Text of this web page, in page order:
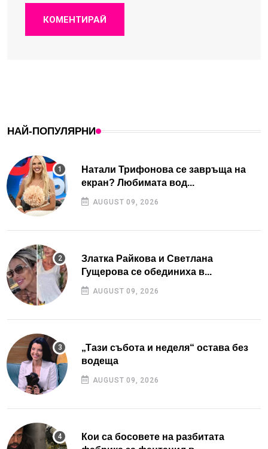
КОМЕНТИРАЙ
НАЙ-ПОПУЛЯРНИ
Натали Трифонова се завръща на
екран? Любимата вод...
AUGUST 09, 2026
Златка Райкова и Светлана
Гущерова се обединиха в...
AUGUST 09, 2026
„Тази събота и неделя“ остава без
водеща
AUGUST 09, 2026
Кои са босовете на разбитата